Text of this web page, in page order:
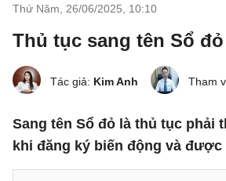
Thứ Năm, 26/06/2025 10:10
Thủ tục sang tên Sổ
Tác giả: Kim Anh Tham
Sang tên Sổ đỏ là thủ tục
khi đăng ký biến động và